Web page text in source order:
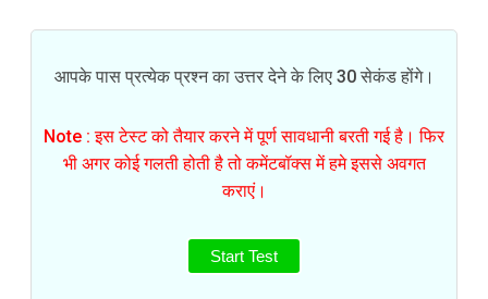
आपके पास प्रत्येक प्रश्न का उत्तर देने के लिए 30 सेकंड होंगे।
Note : इस टेस्ट को तैयार करने में पूर्ण सावधानी बरती गई है। फिर
भी अगर कोई गलती होती है तो कमेंटबॉक्स में हमे इससे अवगत
कराएं।
Start Test